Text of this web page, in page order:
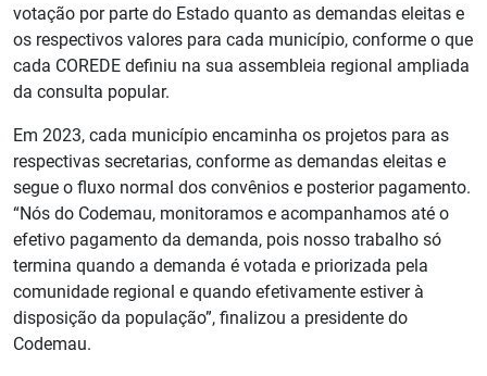
votação por parte do Estado quanto as demandas eleitas e
os respectivos valores para cada município, conforme o que
cada COREDE definiu na sua assembleia regional ampliada
da consulta popular.
Em 2023, cada município encaminha os projetos para as
respectivas secretarias, conforme as demandas eleitas e
segue o fluxo normal dos convênios e posterior pagamento.
“Nós do Codemau, monitoramos e acompanhamos até o
efetivo pagamento da demanda, pois nosso trabalho só
termina quando a demanda é votada e priorizada pela
comunidade regional e quando efetivamente estiver à
disposição da população”, finalizou a presidente do
Codemau.